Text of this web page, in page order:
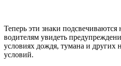
Теперь эти знаки
водителям увидеть
условиях дождя, тумана и других
условий.